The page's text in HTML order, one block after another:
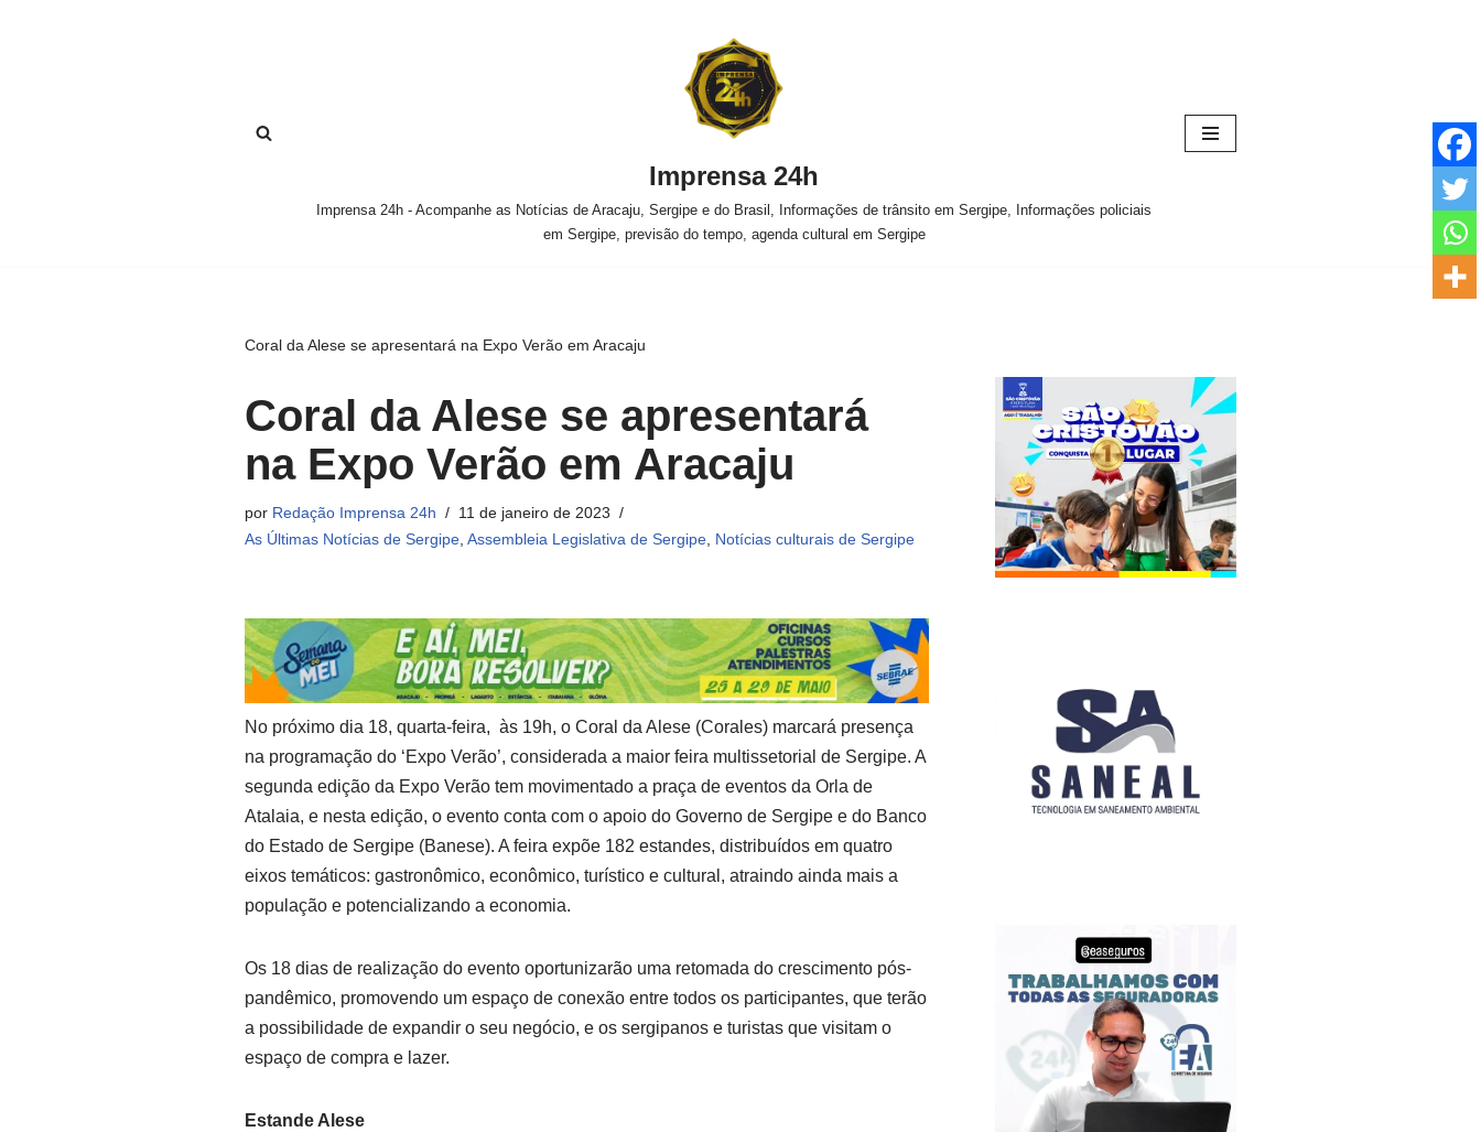
Imprensa 24h
Imprensa 24h - Acompanhe as Notícias de Aracaju, Sergipe e do Brasil, Informações de trânsito em Sergipe, Informações policiais
em Sergipe, previsão do tempo, agenda cultural em Sergipe
Coral da Alese se apresentará na Expo Verão em Aracaju
Coral da Alese se apresentará
na Expo Verão em Aracaju
por Redação Imprensa 24h
11 de janeiro de 2023
As Últimas Notícias de Sergipe Assembleia Legislativa de Sergipe Notícias culturais de Sergipe
No próximo dia 18, quarta-feira, às 19h, o Coral da Alese (Corales) marcará presença
na programação do ‘Expo Verão’, considerada a maior feira multissetorial de Sergipe. A
segunda edição da Expo Verão tem movimentado a praça de eventos da Orla de
Atalaia, e nesta edição, o evento conta com o apoio do Governo de Sergipe e do Banco
do Estado de Sergipe (Banese). A feira expõe 182 estandes, distribuídos em quatro
eixos temáticos: gastronômico, econômico, turístico e cultural, atraindo ainda mais a
população e potencializando a economia.
Os 18 dias de realização do evento oportunizarão uma retomada do crescimento pós-
pandêmico, promovendo um espaço de conexão entre todos os participantes, que terão
a possibilidade de expandir o seu negócio, e os sergipanos e turistas que visitam o
espaço de compra e lazer.
Estande Alese